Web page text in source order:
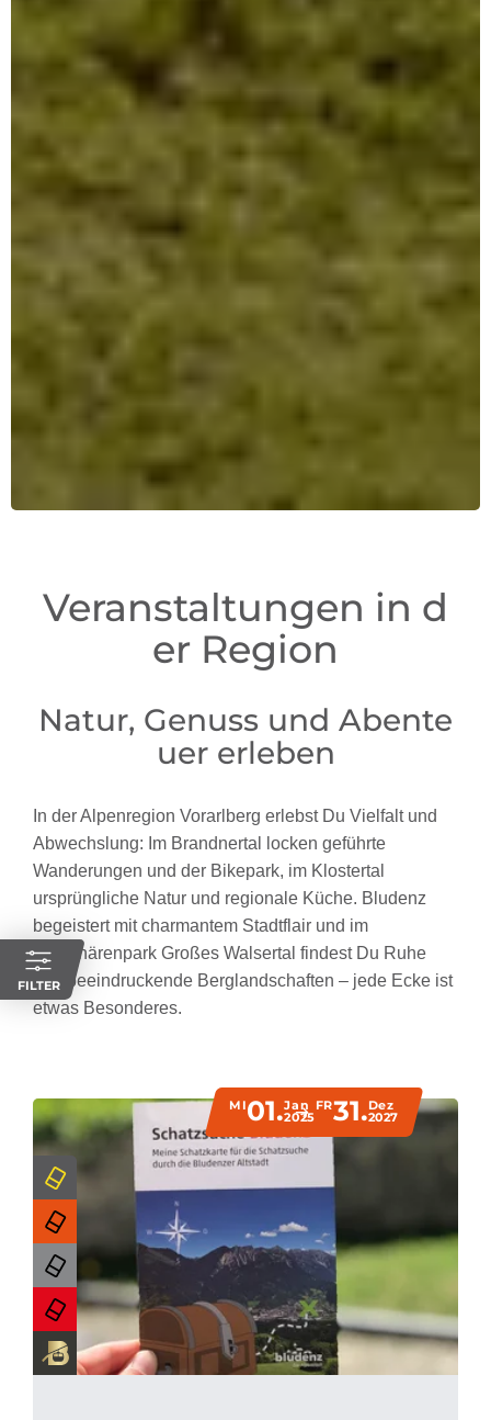
Veranstaltungen in d
er Region
Natur, Genuss und Abente
uer erleben
In der Alpenregion Vorarlberg erlebst Du Vielfalt und
Abwechslung: Im Brandnertal locken geführte
Wanderungen und der Bikepark, im Klostertal
ursprüngliche Natur und regionale Küche. Bludenz
begeistert mit charmantem Stadtflair und im
Biosphärenpark Großes Walsertal findest Du Ruhe
und beeindruckende Berglandschaften – jede Ecke ist
etwas Besonderes.
FILTER
MI01.Jan
2025
FR31.Dez
2027